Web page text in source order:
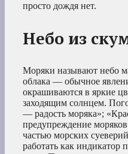
просто дождя нет.
Небо из
Моряки называют небо
облака — обычное
окрашиваются в яркие
заходящим солнцем.
— радость моряка»;
предупреждение
частью морских
работать как индикатор